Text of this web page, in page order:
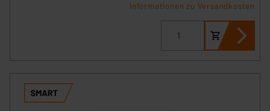
Informationen zu Versandkosten